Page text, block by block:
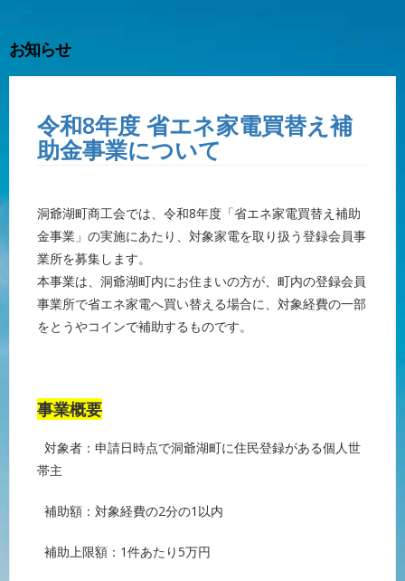
お知らせ
令和8年度 省エネ家電買替え補
助金事業について
洞爺湖町商工会では、令和8年度「省エネ家電買替え補助
金事業」の実施にあたり、対象家電を取り扱う登録会員事
業所を募集します。
本事業は、洞爺湖町内にお住まいの方が、町内の登録会員
事業所で省エネ家電へ買い替える場合に、対象経費の一部
をとうやコインで補助するものです。
事業概要
対象者：申請日時点で洞爺湖町に住民登録がある個人世
帯主
補助額：対象経費の2分の1以内
補助上限額：1件あたり5万円